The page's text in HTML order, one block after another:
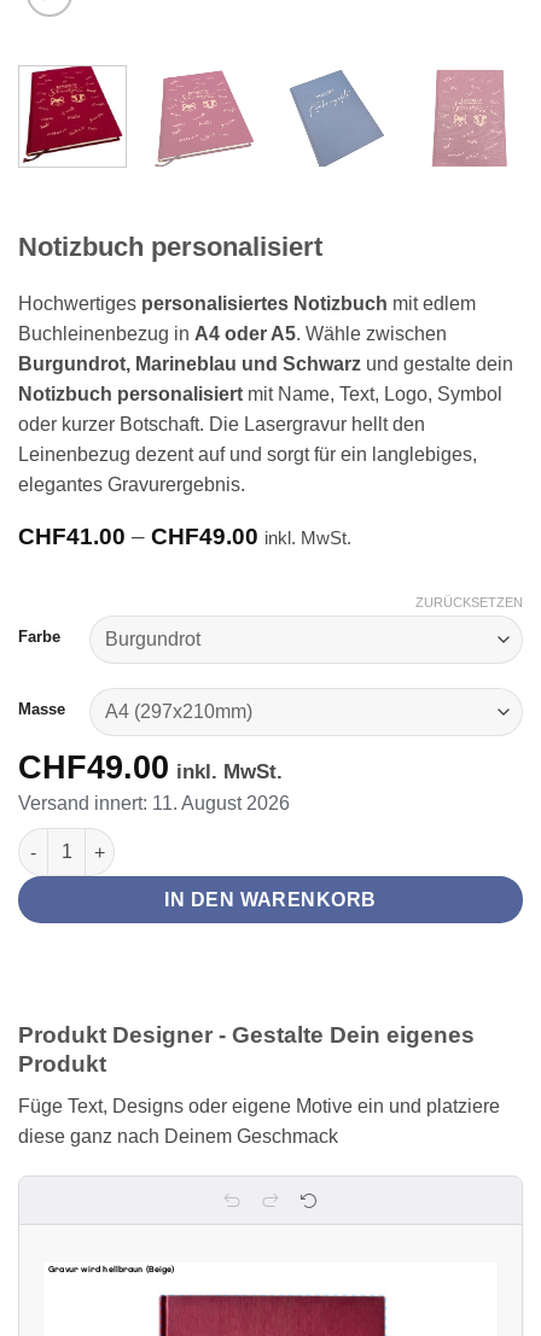
Notizbuch personalisiert
Hochwertiges personalisiertes Notizbuch mit edlem
Buchleinenbezug in A4 oder A5. Wähle zwischen
Burgundrot, Marineblau und Schwarz und gestalte dein
Notizbuch personalisiert mit Name, Text, Logo, Symbol
oder kurzer Botschaft. Die Lasergravur hellt den
Leinenbezug dezent auf und sorgt für ein langlebiges,
elegantes Gravurergebnis.
CHF41.00 – CHF49.00 Preisspanne:
inkl. MwSt.
Farbe
Masse
ZURÜCKSETZEN
CHF49.00 inkl. MwSt.
Versand innert: 11. August 2026
Notizbuch personalisiert Menge
IN DEN WARENKORB
Produkt Designer - Gestalte Dein eigenes
Produkt
Füge Text, Designs oder eigene Motive ein und platziere
diese ganz nach Deinem Geschmack